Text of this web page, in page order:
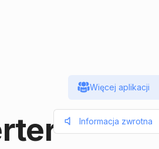
Więcej aplikacji
Informacja zwrotna